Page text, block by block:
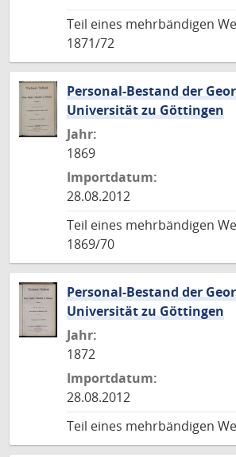
Teil eines mehrbändigen
1871/72
Personal-Bestand der
Universität zu Göttingen
Jahr:
1869
Importdatum:
28.08.2012
Teil eines mehrbändigen
1869/70
Personal-Bestand der
Universität zu Göttingen
Jahr:
1872
Importdatum:
28.08.2012
Teil eines mehrbändigen